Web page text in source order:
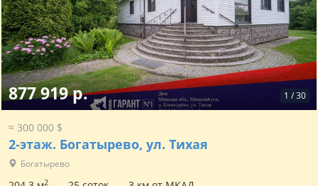
1 /30
877 919 р.
≈ 300 000 $
2-этаж. Богатырево, ул. Тихая
Богатырево
2